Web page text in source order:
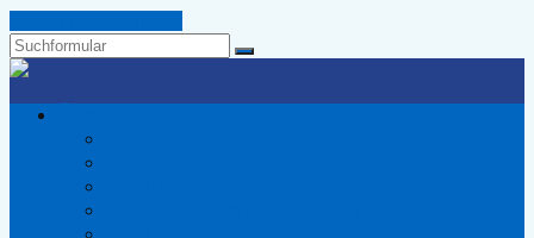
Suchen
Wir
Wählergemeinschaft
Voerde